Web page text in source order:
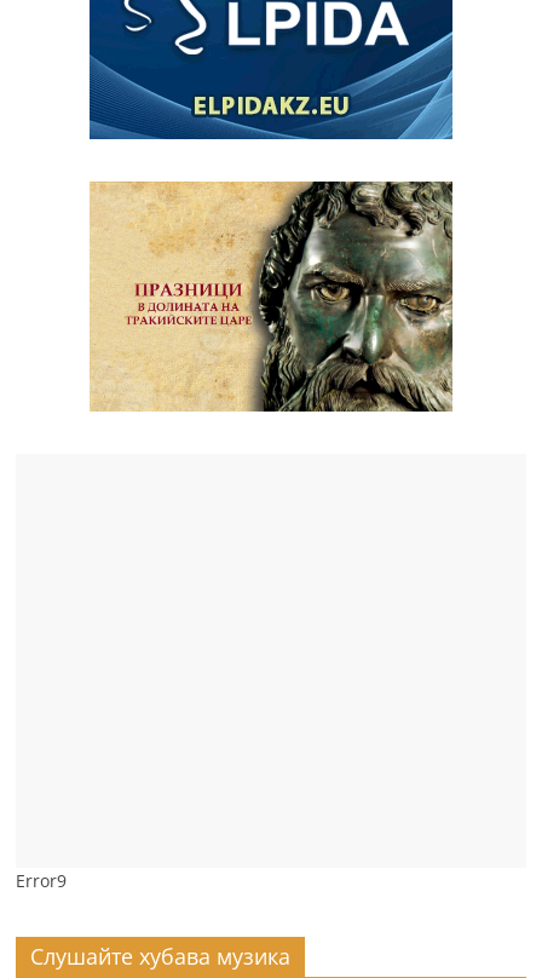
Error9
Слушайте хубава музика